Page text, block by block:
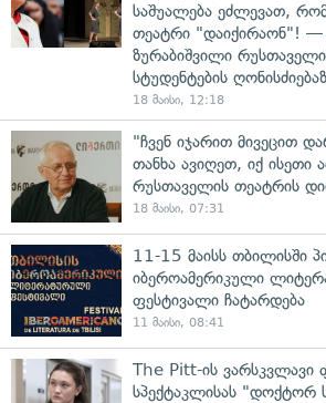
საშუალება ეძლევათ,
თეატრი "დაიქირაონ"!
ზურაბიშვილი
სტუდენტების
18 მაისი, 12:18
"ჩვენ იჯარით მივეცით
თანხა ავიღეთ, იქ
რუსთაველის თეატრის
18 მაისი, 07:31
11-15 მაისს თბილისში
იბეროამერიკული
ფესტივალი ჩატარდება
11 მაისი, 08:41
The Pitt-ის ვარსკვლავი
სპექტაკლისას "დოქტორ